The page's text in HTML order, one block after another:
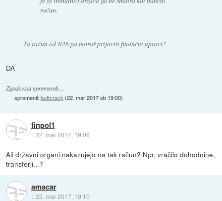
račun.
Ta račun od N26 pa moraš prijaviti finančni upravi?
DA
Zgodovina sprememb…
spremenil:buttcrack(22. mar 2017 ob 19:00)
finpol1
::22. mar 2017, 19:06
Ali državni organi nakazujejo na tak račun? Npr. vračilo dohodnine,
transferji...?
amacar
::22. mar 2017, 19:10